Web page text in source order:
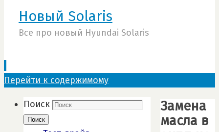
Новый Solaris
Все про новый Hyundai Solaris
Перейти к содержимому
Замена
масла в
Поиск
Поиск